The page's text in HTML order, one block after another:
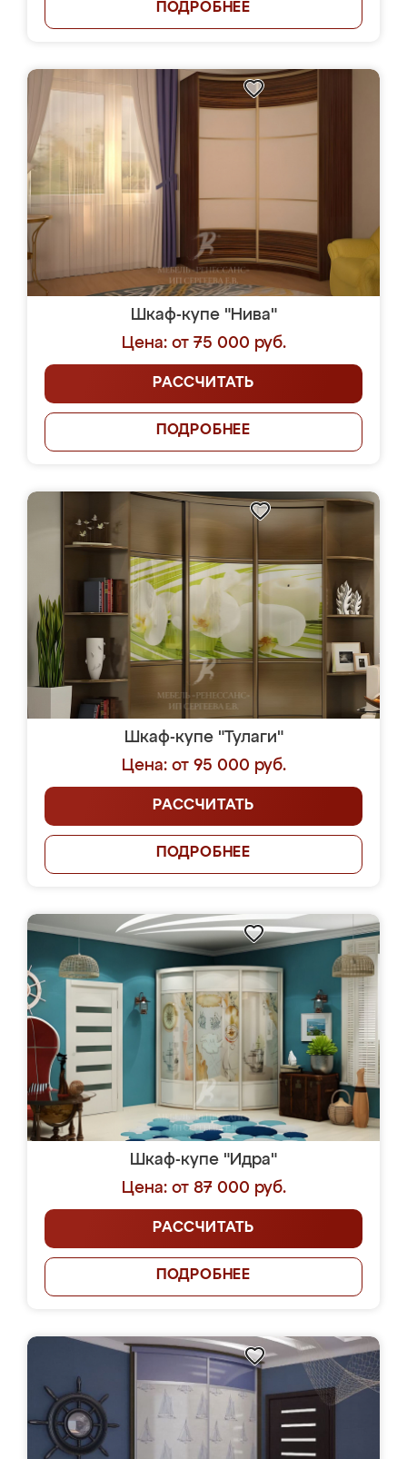
ПОДРОБНЕЕ
Шкаф-купе "Нива"
Цена: от 75 000 руб.
РАССЧИТАТЬ
ПОДРОБНЕЕ
Шкаф-купе "Тулаги"
Цена: от 95 000 руб.
РАССЧИТАТЬ
ПОДРОБНЕЕ
Шкаф-купе "Идра"
Цена: от 87 000 руб.
РАССЧИТАТЬ
ПОДРОБНЕЕ